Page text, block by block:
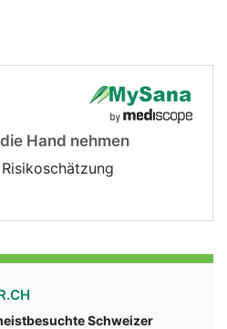
Hand nehmen
Schweizer